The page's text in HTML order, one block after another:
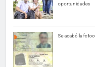
oportunidades
Se acabó la